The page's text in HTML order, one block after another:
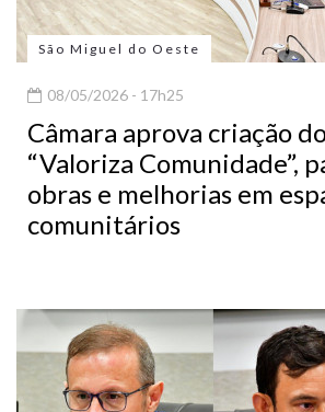
São Miguel do Oeste
08/05/2026 - 17h25
Câmara aprova criação
“Valoriza Comunidade”,
obras e melhorias em
comunitários